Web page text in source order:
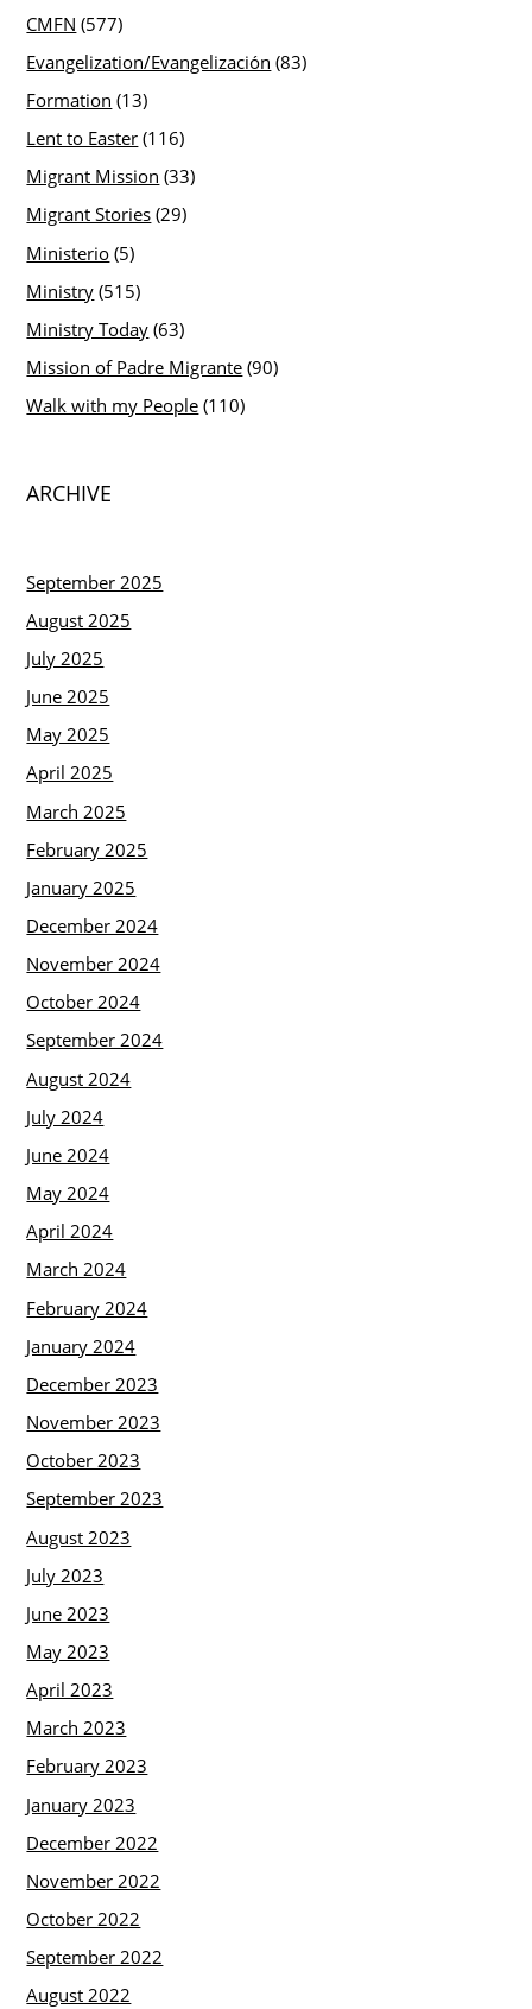
CMFN (577)
Evangelization/Evangelización (83)
Formation (13)
Lent to Easter (116)
Migrant Mission (33)
Migrant Stories (29)
Ministerio (5)
Ministry (515)
Ministry Today (63)
Mission of Padre Migrante (90)
Walk with my People (110)
ARCHIVE
September 2025
August 2025
July 2025
June 2025
May 2025
April 2025
March 2025
February 2025
January 2025
December 2024
November 2024
October 2024
September 2024
August 2024
July 2024
June 2024
May 2024
April 2024
March 2024
February 2024
January 2024
December 2023
November 2023
October 2023
September 2023
August 2023
July 2023
June 2023
May 2023
April 2023
March 2023
February 2023
January 2023
December 2022
November 2022
October 2022
September 2022
August 2022